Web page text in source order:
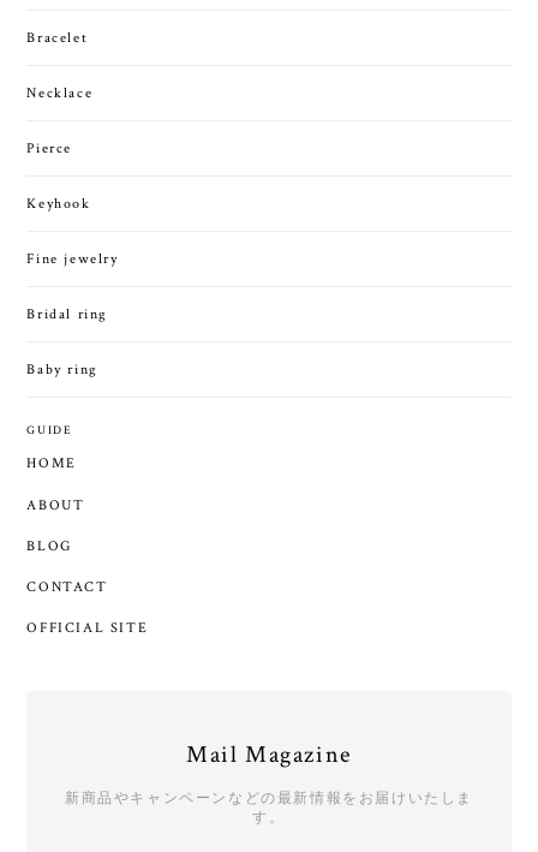
Bracelet
Necklace
Pierce
Keyhook
Fine jewelry
Bridal ring
Baby ring
GUIDE
HOME
ABOUT
BLOG
CONTACT
OFFICIAL SITE
Mail Magazine
新商品やキャンペーンなどの最新情報をお届けいたしま
す。